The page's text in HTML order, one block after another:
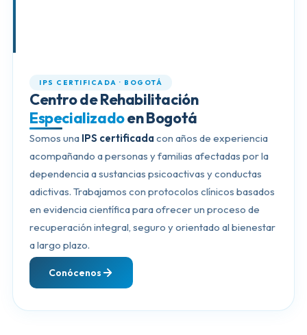
IPS CERTIFICADA · BOGOTÁ
Centro de Rehabilitación
Especializadoen Bogotá
Somos una IPS certificada con años de experiencia
acompañando a personas y familias afectadas por la
dependencia a sustancias psicoactivas y conductas
adictivas. Trabajamos con protocolos clínicos basados
en evidencia científica para ofrecer un proceso de
recuperación integral, seguro y orientado al bienestar
a largo plazo.
Conócenos